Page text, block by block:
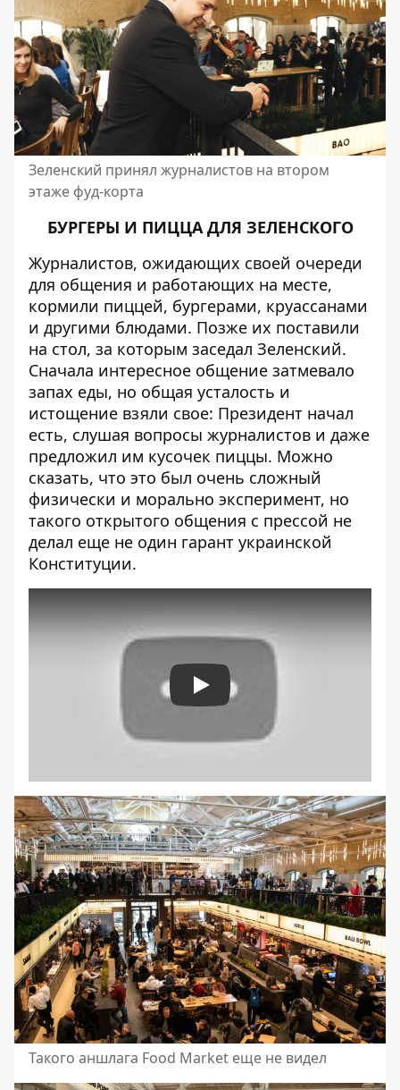
Зеленский принял журналистов на втором
этаже фуд-корта
БУРГЕРЫ И ПИЦЦА ДЛЯ ЗЕЛЕНСКОГО
Журналистов, ожидающих своей очереди
для общения и работающих на месте,
кормили пиццей, бургерами, круассанами
и другими блюдами. Позже их поставили
на стол, за которым заседал Зеленский.
Сначала интересное общение затмевало
запах еды, но общая усталость и
истощение взяли свое: Президент начал
есть, слушая вопросы журналистов и даже
предложил им кусочек пиццы. Можно
сказать, что это был очень сложный
физически и морально эксперимент, но
такого открытого общения с прессой не
делал еще не один гарант украинской
Конституции.
Play
Такого аншлага Food Market еще не видел